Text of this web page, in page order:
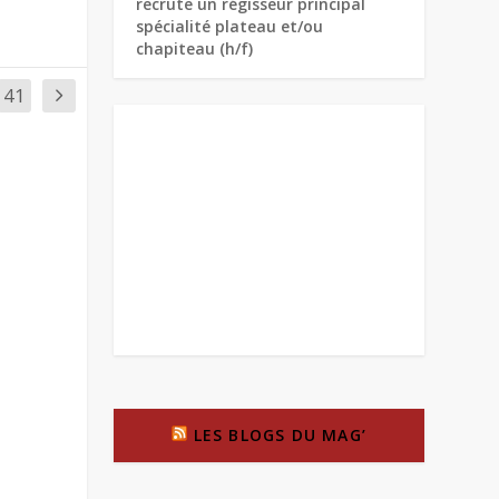
41
spécialité plateau et/ou
chapiteau (h/f)
LES BLOGS DU MAG’